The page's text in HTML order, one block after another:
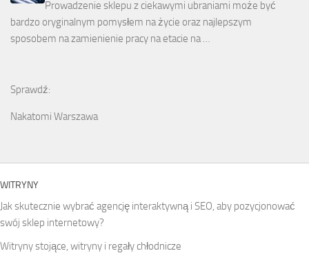
Prowadzenie sklepu z ciekawymi ubraniami może być
bardzo oryginalnym pomysłem na życie oraz najlepszym
sposobem na zamienienie pracy na etacie na …
Sprawdź:
Nakatomi Warszawa
WITRYNY
Jak skutecznie wybrać agencję interaktywną i SEO, aby pozycjonować
swój sklep internetowy?
Witryny stojące, witryny i regały chłodnicze